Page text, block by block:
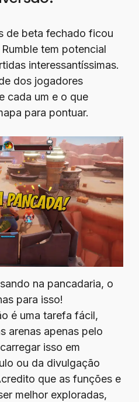
de beta fechado ficou
tem potencial
interessantíssimas.
dos jogadores
cada um e o que
para pontuar.
na pancadaria, o
para isso!
é uma tarefa fácil,
arenas apenas pelo
isso em
ou da divulgação
que as funções e
melhor exploradas,